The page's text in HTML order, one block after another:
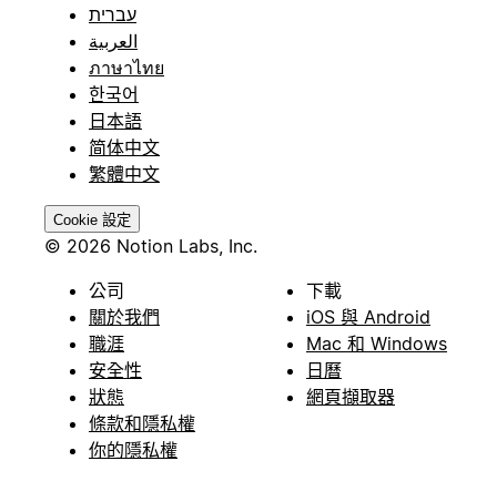
עברית
العربية
ภาษาไทย
한국어
日本語
简体中文
繁體中文
Cookie 設定
© 2026 Notion Labs, Inc.
公司
關於我們
職涯
安全性
狀態
條款和隱私權
你的隱私權
下載
iOS 與 Android
Mac 和 Windows
日曆
網頁擷取器